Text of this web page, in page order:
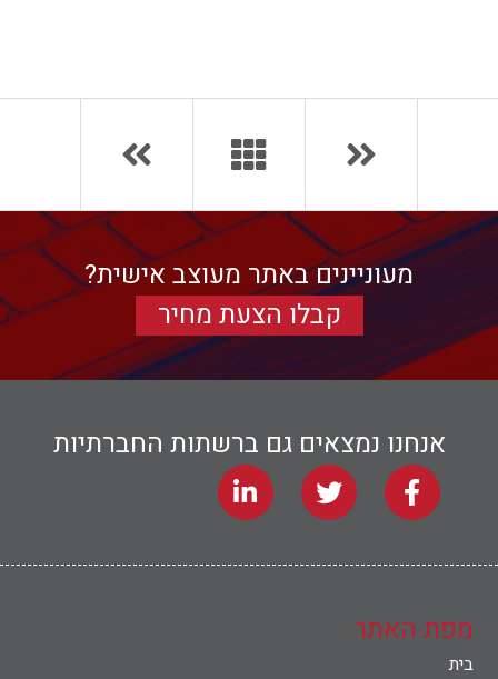
מעוניינים באתר מעוצב אישית?
קבלו הצעת מחיר
אנחנו נמצאים גם ברשתות החברתיות
מפת האתר
בית